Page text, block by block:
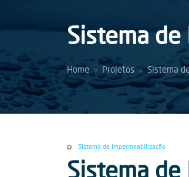
Sistema
Home Projetos Sistema
Sistema de Impermeabilização
Sistema